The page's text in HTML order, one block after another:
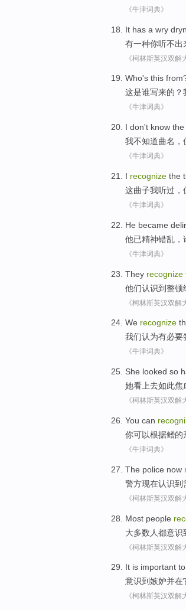
《牛津词典》
It has a wry
有一种你听不出
《柯林斯英汉双解
Who's this
这是谁写来的？
《牛津词典》
I don't know the
我不知道曲名，
《牛津词典》
I recognize the
这曲子我听过 ，
《牛津词典》
He became
他已精神错乱，
《牛津词典》
They recognize
他们认识到整顿
《柯林斯英汉双解
We recognize
我们认为有必要
《牛津词典》
She looked so
她看上去如此焦
《柯林斯英汉双解
You can
你可以根据鳍的
《牛津词典》
The police now
警方现在认识到
《柯林斯英汉双解
Most people
大多数 人都意识
《柯林斯英汉双解
It is important to
意识到嫉妒并在
《柯林斯英汉双解